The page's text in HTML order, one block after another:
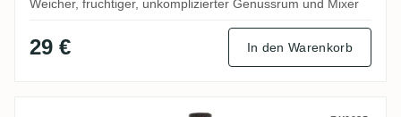
Weicher, fruchtiger, unkomplizierter Genussrum und Mixer
29 € In den Warenkorb